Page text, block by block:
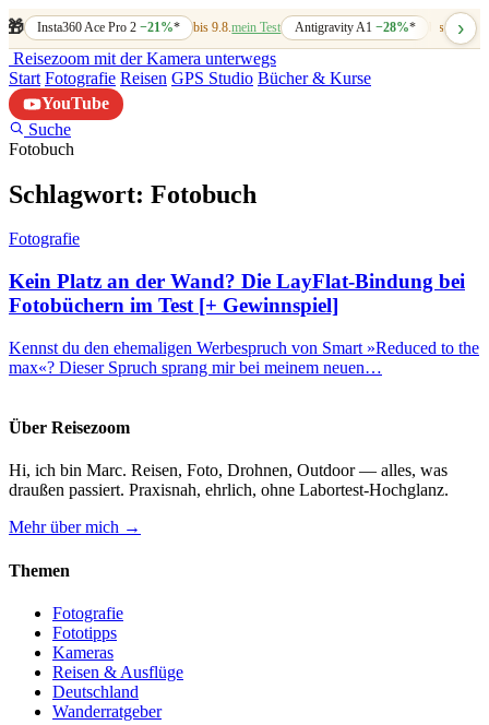
🎁 Insta360 Ace Pro 2−21%* bis 9.8.mein Test Antigravity A1 −28%* bis 7.8.
›
Reisezoom mit der Kamera unterwegs
Start Fotografie Reisen GPS Studio Bücher & Kurse
YouTube
Suche
Fotobuch
Schlagwort: Fotobuch
Fotografie
Kein Platz an der Wand? Die LayFlat-Bindung bei
Fotobüchern im Test [+ Gewinnspiel]
Kennst du den ehemaligen Werbespruch von Smart »Reduced to the
max«? Dieser Spruch sprang mir bei meinem neuen…
Über Reisezoom
Hi, ich bin Marc. Reisen, Foto, Drohnen, Outdoor — alles, was
draußen passiert. Praxisnah, ehrlich, ohne Labortest-Hochglanz.
Mehr über mich →
Themen
Fotografie
Fototipps
Kameras
Reisen & Ausflüge
Deutschland
Wanderratgeber